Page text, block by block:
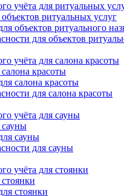
учёта для ритуальных
ритуальных услуг
объектов ритуального
для объектов
учёта для салона красоты
красоты
салона красоты
для салона красоты
учёта для сауны
сауны
сауны
для сауны
учёта для стоянки
стоянки